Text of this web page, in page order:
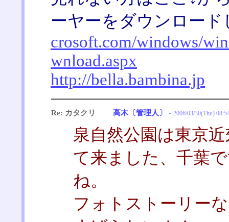
ーヤーをダウンロー
crosoft.com/windows/
wnload.aspx
http://bella.bambina.jp
Re: カタクリ 高木〔管理人〕 - 2006/03/30(Thu)
泉自然公園は東京
て来ました、千葉
ね。
フォトストーリー